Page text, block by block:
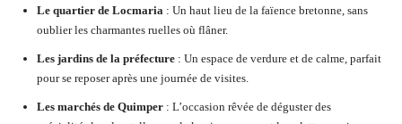
Le quartier de Locmaria : Un haut lieu de la faïence bretonne, sans
oublier les charmantes ruelles où flâner.
Les jardins de la préfecture : Un espace de verdure et de calme, parfait
pour se reposer après une journée de visites.
Les marchés de Quimper : L’occasion rêvée de déguster des